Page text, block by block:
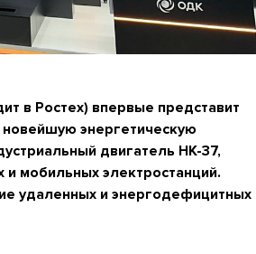
в Ростех) впервые представит
энергетическую
двигатель НК-37,
мобильных электростанций.
удаленных и энергодефицитных